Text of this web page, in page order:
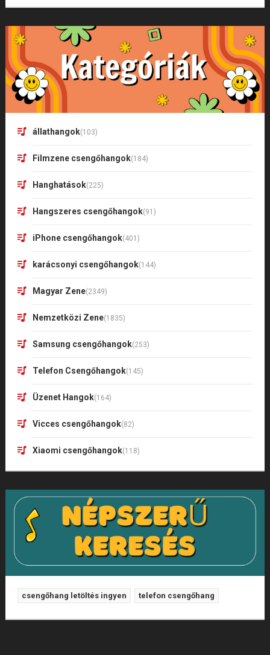
állathangok(103)
Filmzene csengőhangok(184)
Hanghatások(225)
Hangszeres csengőhangok(91)
iPhone csengőhangok(401)
karácsonyi csengőhangok(144)
Magyar Zene(2349)
Nemzetközi Zene(1835)
Samsung csengőhangok(253)
Telefon Csengőhangok(145)
Üzenet Hangok(164)
Vicces csengőhangok(82)
Xiaomi csengőhangok(118)
csengőhang letöltés ingyen telefon csengőhang